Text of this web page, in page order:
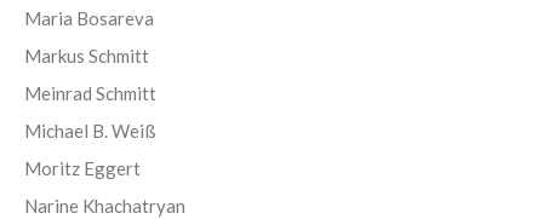
Maria Bosareva
Markus Schmitt
Meinrad Schmitt
Michael B. Weiß
Moritz Eggert
Narine Khachatryan